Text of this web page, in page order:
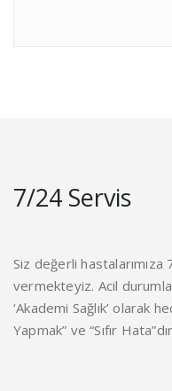
7/24 Servis
Siz değerli
vermekteyiz. Acil
‘Akademi Sağlık’ olarak
Yapmak” ve “Sıfır